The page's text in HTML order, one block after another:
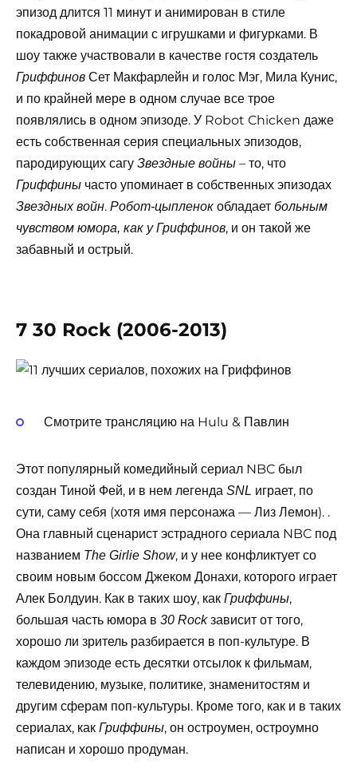
эпизод длится 11 минут и анимирован в стиле
покадровой анимации с игрушками и фигурками. В
шоу также участвовали в качестве гостя создатель
Гриффинов Сет Макфарлейн и голос Мэг, Мила Кунис,
и по крайней мере в одном случае все трое
появлялись в одном эпизоде. У Robot Chicken даже
есть собственная серия специальных эпизодов,
пародирующих сагу Звездные войны – то, что
Гриффины часто упоминает в собственных эпизодах
Звездных войн. Робот-цыпленок обладает больным
чувством юмора, как у Гриффинов, и он такой же
забавный и острый.
7 30 Rock (2006-2013)
Смотрите трансляцию на Hulu & Павлин
Этот популярный комедийный сериал NBC был
создан Тиной Фей, и в нем легенда SNL играет, по
сути, саму себя (хотя имя персонажа — Лиз Лемон). .
Она главный сценарист эстрадного сериала NBC под
названием The Girlie Show, и у нее конфликтует со
своим новым боссом Джеком Донахи, которого играет
Алек Болдуин. Как в таких шоу, как Гриффины,
большая часть юмора в 30 Rockзависит от того,
хорошо ли зритель разбирается в поп-культуре. В
каждом эпизоде ​​есть десятки отсылок к фильмам,
телевидению, музыке, политике, знаменитостям и
другим сферам поп-культуры. Кроме того, как и в таких
сериалах, как Гриффины, он остроумен, остроумно
написан и хорошо продуман.